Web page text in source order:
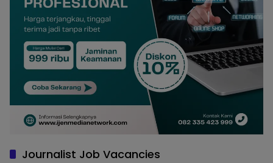
Journalist Job Vacancies